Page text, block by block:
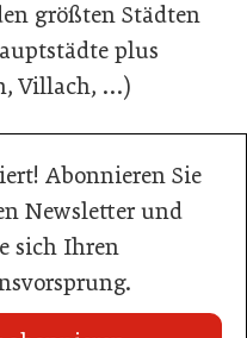
größten Städten
plus
Villach, …)
Abonnieren Sie
Newsletter und
sich Ihren